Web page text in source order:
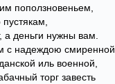
поползновеньем,
а деньги нужны вам.
с надеждою смиренной
иль военной,
торг завесть